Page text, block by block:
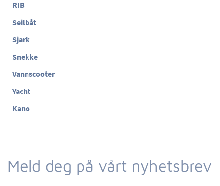
RIB
Seilbåt
Sjark
Snekke
Vannscooter
Yacht
Kano
Meld deg på vårt nyhetsbrev